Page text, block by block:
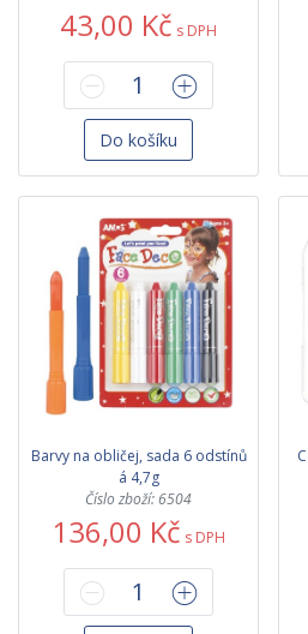
43,00 Kč s DPH
Do košíku
Barvy na obličej, sada 6 odstínů
á 4,7g
Číslo zboží: 6504
136,00 Kč s DPH